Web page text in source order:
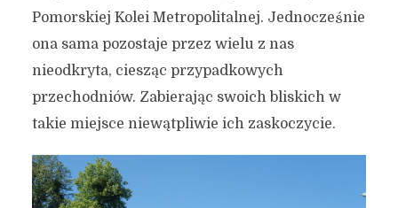
Pomorskiej Kolei Metropolitalnej. Jednocześnie
ona sama pozostaje przez wielu z nas
nieodkryta, ciesząc przypadkowych
przechodniów. Zabierając swoich bliskich w
takie miejsce niewątpliwie ich zaskoczycie.